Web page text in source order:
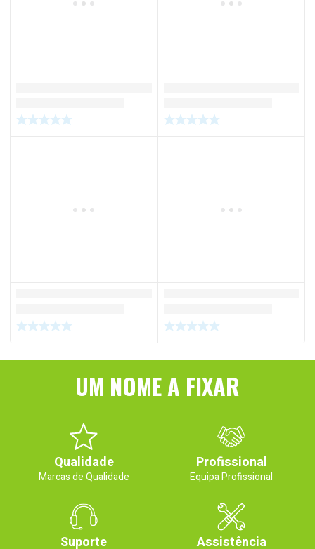
UM NOME A FIXAR
Qualidade
Marcas de Qualidade
Profissional
Equipa Profissional
Suporte Assistência